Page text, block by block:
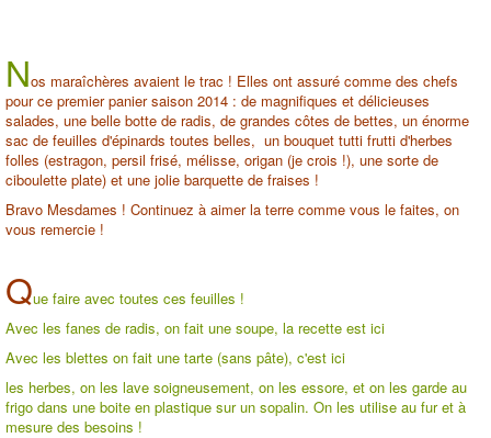
Nos maraîchères avaient le trac ! Elles ont assuré comme des chefs
pour ce premier panier saison 2014 : de magnifiques et délicieuses
salades, une belle botte de radis, de grandes côtes de bettes, un énorme
sac de feuilles d'épinards toutes belles, un bouquet tutti frutti d'herbes
folles (estragon, persil frisé, mélisse, origan (je crois !), une sorte de
ciboulette plate) et une jolie barquette de fraises !
Bravo Mesdames ! Continuez à aimer la terre comme vous le faites, on
vous remercie !
Que faire avec toutes ces feuilles !
Avec les fanes de radis, on fait une soupe, la recette est ici
Avec les blettes on fait une tarte (sans pâte), c'est ici
les herbes, on les lave soigneusement, on les essore, et on les garde au
frigo dans une boite en plastique sur un sopalin. On les utilise au fur et à
mesure des besoins !